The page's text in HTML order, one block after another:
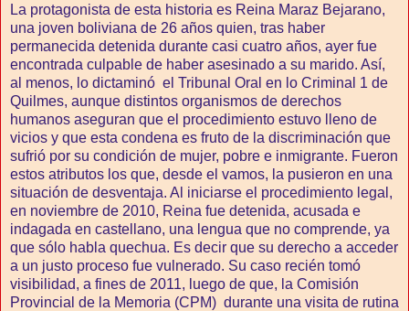
La protagonista de esta historia es Reina Maraz Bejarano,
una joven boliviana de 26 años quien, tras haber
permanecida detenida durante casi cuatro años, ayer fue
encontrada culpable de haber asesinado a su marido. Así,
al menos, lo dictaminó el Tribunal Oral en lo Criminal 1 de
Quilmes, aunque distintos organismos de derechos
humanos aseguran que el procedimiento estuvo lleno de
vicios y que esta condena es fruto de la discriminación que
sufrió por su condición de mujer, pobre e inmigrante. Fueron
estos atributos los que, desde el vamos, la pusieron en una
situación de desventaja. Al iniciarse el procedimiento legal,
en noviembre de 2010, Reina fue detenida, acusada e
indagada en castellano, una lengua que no comprende, ya
que sólo habla quechua. Es decir que su derecho a acceder
a un justo proceso fue vulnerado. Su caso recién tomó
visibilidad, a fines de 2011, luego de que, la Comisión
Provincial de la Memoria (CPM) durante una visita de rutina